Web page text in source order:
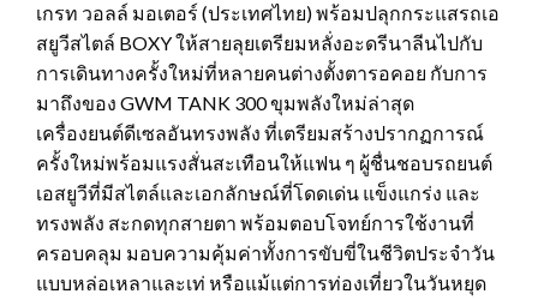
เกรท วอลล์ มอเตอร์ (ประเทศไทย) พร้อมปลุกกระแสรถเอ
สยูวีสไตล์ BOXY ให้สายลุยเตรียมหลั่งอะดรีนาลีนไปกับ
การเดินทางครั้งใหม่ที่หลายคนต่างตั้งตารอคอย กับการ
มาถึงของ GWM TANK 300 ขุมพลังใหม่ล่าสุด
เครื่องยนต์ดีเซลอันทรงพลัง ที่เตรียมสร้างปรากฏการณ์
ครั้งใหม่พร้อมแรงสั่นสะเทือนให้แฟน ๆ ผู้ชื่นชอบรถยนต์
เอสยูวีที่มีสไตล์และเอกลักษณ์ที่โดดเด่น แข็งแกร่ง และ
ทรงพลัง สะกดทุกสายตา พร้อมตอบโจทย์การใช้งานที่
ครอบคลุม มอบความคุ้มค่าทั้งการขับขี่ในชีวิตประจำวัน
แบบหล่อเหลาและเท่ หรือแม้แต่การท่องเที่ยวในวันหยุด